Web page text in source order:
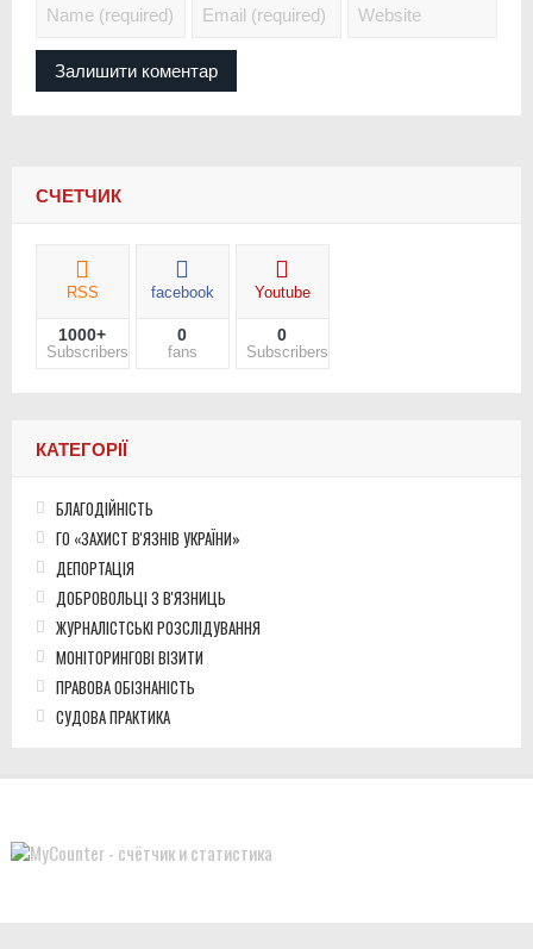
СЧЕТЧИК
RSS
1000+
Subscribers
facebook
0
fans
Youtube
0
Subscribers
КАТЕГОРІЇ
БЛАГОДІЙНІСТЬ
ГО «ЗАХИСТ В'ЯЗНІВ УКРАЇНИ»
ДЕПОРТАЦІЯ
ДОБРОВОЛЬЦІ З В'ЯЗНИЦЬ
ЖУРНАЛІСТСЬКІ РОЗСЛІДУВАННЯ
МОНІТОРИНГОВІ ВІЗИТИ
ПРАВОВА ОБІЗНАНІСТЬ
СУДОВА ПРАКТИКА